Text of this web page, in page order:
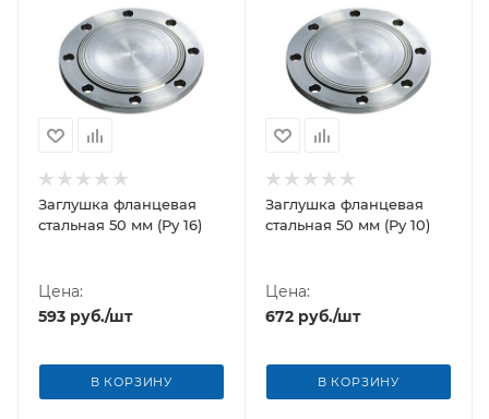
Заглушка фланцевая
стальная 50 мм (Ру 16)
Цена:
593 руб./шт
В КОРЗИНУ
Заглушка фланцевая
стальная 50 мм (Ру 10)
Цена:
672 руб./шт
В КОРЗИНУ